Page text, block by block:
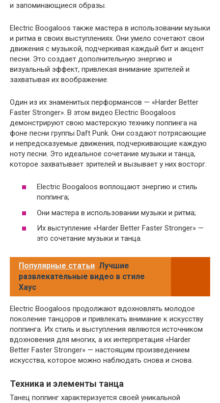
и запоминающиеся образы.
Electric Boogaloos также мастера в использовании музыки
и ритма в своих выступлениях. Они умело сочетают свои
движения с музыкой, подчеркивая каждый бит и акцент
песни. Это создает дополнительную энергию и
визуальный эффект, привлекая внимание зрителей и
захватывая их воображение.
Один из их знаменитых перформансов — «Harder Better
Faster Stronger». В этом видео Electric Boogaloos
демонстрируют свою мастерскую технику поппинга на
фоне песни группы Daft Punk. Они создают потрясающие
и непредсказуемые движения, подчеркивающие каждую
ноту песни. Это идеальное сочетание музыки и танца,
которое захватывает зрителей и вызывает у них восторг.
Electric Boogaloos воплощают энергию и стиль
поппинга;
Они мастера в использовании музыки и ритма;
Их выступление «Harder Better Faster Stronger» —
это сочетание музыки и танца.
Популярные статьи Лучшие
развлекательные видео в стиле
Хаус
Electric Boogaloos продолжают вдохновлять молодое
поколение танцоров и привлекать внимание к искусству
поппинга. Их стиль и выступления являются источником
вдохновения для многих, а их интерпретация «Harder
Better Faster Stronger» — настоящим произведением
искусства, которое можно наблюдать снова и снова.
Техника и элементы танца
Танец поппинг характеризуется своей уникальной